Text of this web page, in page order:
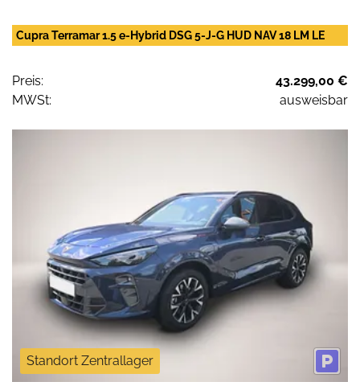
Cupra Terramar 1.5 e-Hybrid DSG 5-J-G HUD NAV 18 LM LE
Preis:
43.299,00 €
MWSt:
ausweisbar
Standort Zentrallager